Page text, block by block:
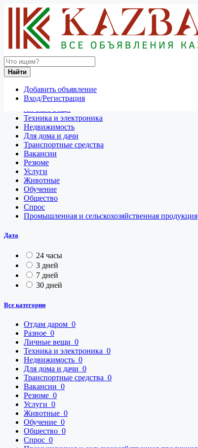
Найти
Добавить объявление
Вход/Регистрация
Россия
Зерноград
Отдам даром
Разное
Техника и электроника
Недвижимость
Для дома и дачи
Транспортные средства
Вакансии
Резюме
Услуги
Животные
Обучение
Общество
Спрос
Промышленная и сельскохозяйственная продукция
Дата
24 часы
3 дней
7 дней
30 дней
Все категории
Отдам даром 0
Разное 0
Личные вещи 0
Техника и электроника 0
Недвижимость 0
Для дома и дачи 0
Транспортные средства 0
Вакансии 0
Резюме 0
Услуги 0
Животные 0
Обучение 0
Общество 0
Спрос 0